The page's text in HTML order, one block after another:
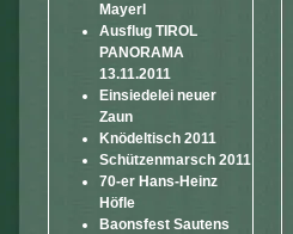
Mayerl
Ausflug TIROL
PANORAMA
13.11.2011
Einsiedelei neuer
Zaun
Knödeltisch 2011
Schützenmarsch 2011
70-er Hans-Heinz
Höfle
Baonsfest Sautens